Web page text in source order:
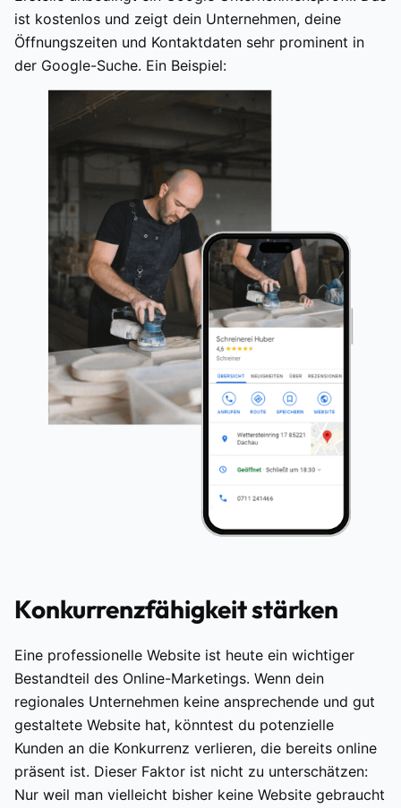
ist kostenlos und zeigt dein Unternehmen, deine
Öffnungszeiten und Kontaktdaten sehr prominent in
der Google-Suche. Ein Beispiel:
Konkurrenzfähigkeit stärken
Eine professionelle Website ist heute ein wichtiger
Bestandteil des Online-Marketings. Wenn dein
regionales Unternehmen keine ansprechende und gut
gestaltete Website hat, könntest du potenzielle
Kunden an die Konkurrenz verlieren, die bereits online
präsent ist. Dieser Faktor ist nicht zu unterschätzen:
Nur weil man vielleicht bisher keine Website gebraucht